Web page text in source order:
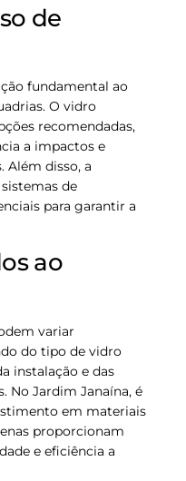
de
fundamental ao
O vidro
recomendadas,
a impactos e
Além disso, a
de
para garantir a
ao
variar
do tipo de vidro
instalação e das
No Jardim Janaína, é
em materiais
proporcionam
e eficiência a